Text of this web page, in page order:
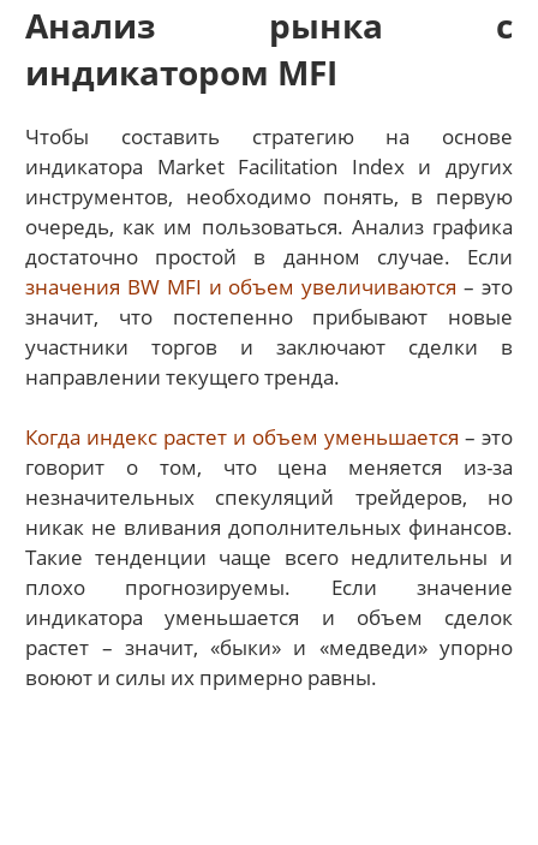
Анализ рынка с
индикатором MFI
Чтобы составить стратегию на основе
индикатора Market Facilitation Index и других
инструментов, необходимо понять, в первую
очередь, как им пользоваться. Анализ графика
достаточно простой в данном случае. Если
значения BW MFI и объем увеличиваются – это
значит, что постепенно прибывают новые
участники торгов и заключают сделки в
направлении текущего тренда.
Когда индекс растет и объем уменьшается – это
говорит о том, что цена меняется из-за
незначительных спекуляций трейдеров, но
никак не вливания дополнительных финансов.
Такие тенденции чаще всего недлительны и
плохо прогнозируемы. Если значение
индикатора уменьшается и объем сделок
растет – значит, «быки» и «медведи» упорно
воюют и силы их примерно равны.